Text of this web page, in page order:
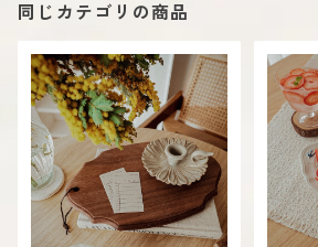
同じカテゴリの商品